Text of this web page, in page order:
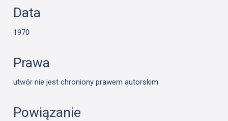
Data
1970
Prawa
utwór nie jest chroniony prawem autorskim
Powiązanie